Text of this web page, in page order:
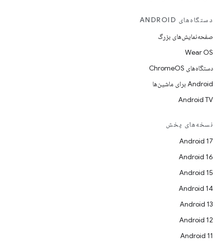
دستگاه‌های ANDROID
صفحه‌نمایش‌های بزرگ
Wear OS
دستگاه‌های ChromeOS
Android برای ماشین‌ها
Android TV
نسخه‌های پخش
Android 17
Android 16
Android 15
Android 14
Android 13
Android 12
Android 11